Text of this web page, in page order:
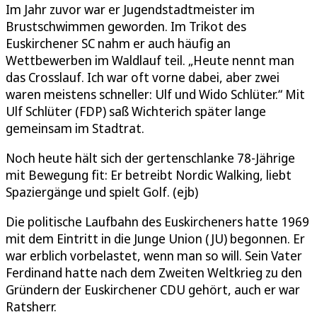
Im Jahr zuvor war er Jugendstadtmeister im
Brustschwimmen geworden. Im Trikot des
Euskirchener SC nahm er auch häufig an
Wettbewerben im Waldlauf teil. „Heute nennt man
das Crosslauf. Ich war oft vorne dabei, aber zwei
waren meistens schneller: Ulf und Wido Schlüter.“ Mit
Ulf Schlüter (FDP) saß Wichterich später lange
gemeinsam im Stadtrat.
Noch heute hält sich der gertenschlanke 78-Jährige
mit Bewegung fit: Er betreibt Nordic Walking, liebt
Spaziergänge und spielt Golf. (ejb)
Die politische Laufbahn des Euskircheners hatte 1969
mit dem Eintritt in die Junge Union (JU) begonnen. Er
war erblich vorbelastet, wenn man so will. Sein Vater
Ferdinand hatte nach dem Zweiten Weltkrieg zu den
Gründern der Euskirchener CDU gehört, auch er war
Ratsherr.